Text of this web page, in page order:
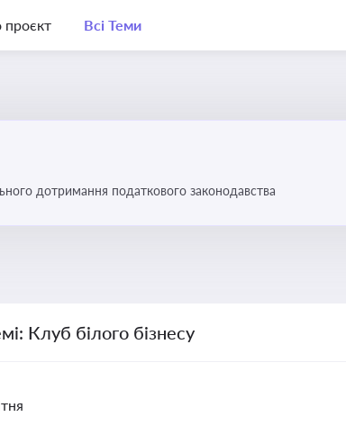
проєкт Всі Теми
дотримання податкового законодавства
Клуб білого бізнесу